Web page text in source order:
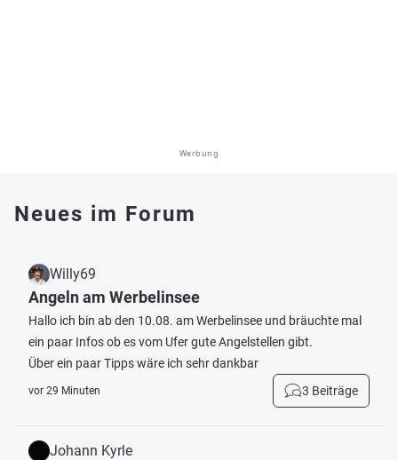
Werbung
Neues im Forum
Willy69
Angeln am Werbelinsee
Hallo ich bin ab den 10.08. am Werbelinsee und bräuchte mal
ein paar Infos ob es vom Ufer gute Angelstellen gibt.
Über ein paar Tipps wäre ich sehr dankbar
vor 29 Minuten 3 Beiträge
Johann Kyrle